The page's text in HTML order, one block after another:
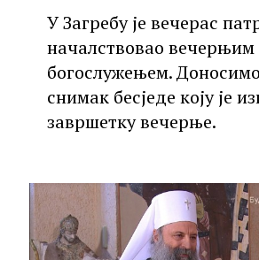
У Загребу је вечерас
началствовао вечерњим
богослужењем.
снимак бесједе коју је
завршетку вечерње.